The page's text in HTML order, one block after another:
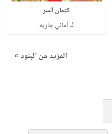
كتمان السر
لـأماني جازيه
المزيد من البنود »